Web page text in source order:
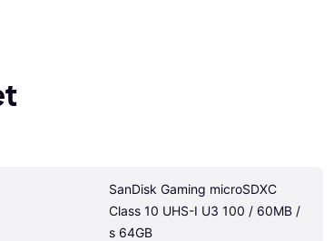
SanDisk Gaming microSDXC
Class 10 UHS-I U3 100 / 60MB /
s 64GB